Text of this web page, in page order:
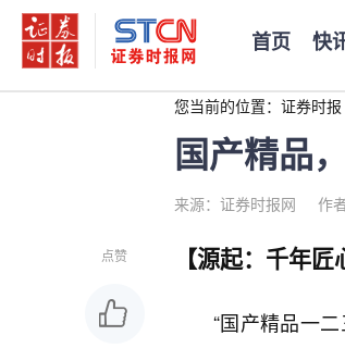
首页 快
您当前的位置： 证券时报
国产精品
来源：证券时报网 作
点赞 【源起：千年匠
“国产精品一